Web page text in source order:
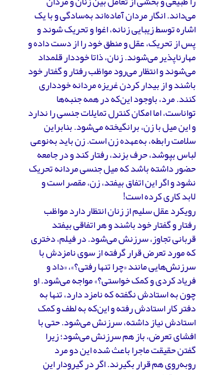
می‌داند. انگار مردان آماده‌اند به‌سادگی و با یک
اشاره توسط زیبایی زنانه، اغوا و تحریک شوند و
پس از تحریک، عقل و منطق خود را از دست داده و
مهارناپذیر می‌شوند. زنان، ذاتا خوددار قلمداد
می‌شوند و انتظار می‌رود مواظب رفتار و گفتار خود
باشند و از بیدار کردن غریزه مردانه خودداری
کنند. مرد، باوجود این‌که در همه جنبه‌ها
تواناست، اما امکان کنترل تمایلات جنسی را ندارد
و این میل با زن، برانگیخته می‌شود. بنابراین
سلامت رابطه، به‌عهده زن است. زن باید به‌نوعی
لباس بپوشد، حرف بزند، رفتار کند و در جامعه
حضور داشته باشد که میل جنسی مردانه تحریک
نشود و اگر این اتفاق بیفتد، زن، مقصر است و
لابد کاری کرده است!
رویکرد عقل سلیم از زنان انتظار دارد مواظب
رفتار و گفتار خود باشند و هر اتفاقی بیفتد
قربانی تجاوز، سرزنش می‌شود. در فیلم، دختری
که مورد تعرض قرار گرفته از سوی نامزدش با
سرزنش‌هایی مانند «چرا تنها رفتی؟»، «داد و
فریاد کردی و کمک خواستی؟» مواجه می‌شود. او
چون به استادش نگفته که نامزد دارد، تنها به
دفتر کار استادش رفته و این‌که به لطف و کمک
استادش نیاز داشته، سرزنش می‌شود. حتی با
افشای تعرض، باز هم سرزنش می‌شود؛ زیرا
گفتن حقیقت ماجرا باعث شده این دو مرد
روبه‌روی هم قرار بگیرند. اگر در گیرودار این